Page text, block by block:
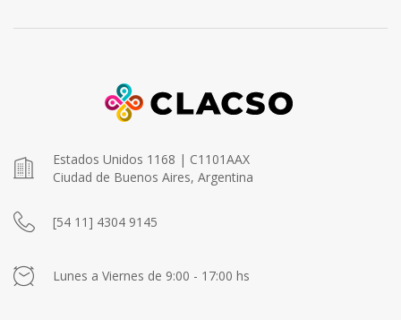
Estados Unidos 1168 | C1101AAX
Ciudad de Buenos Aires, Argentina
[54 11] 4304 9145
Lunes a Viernes de 9:00 - 17:00 hs